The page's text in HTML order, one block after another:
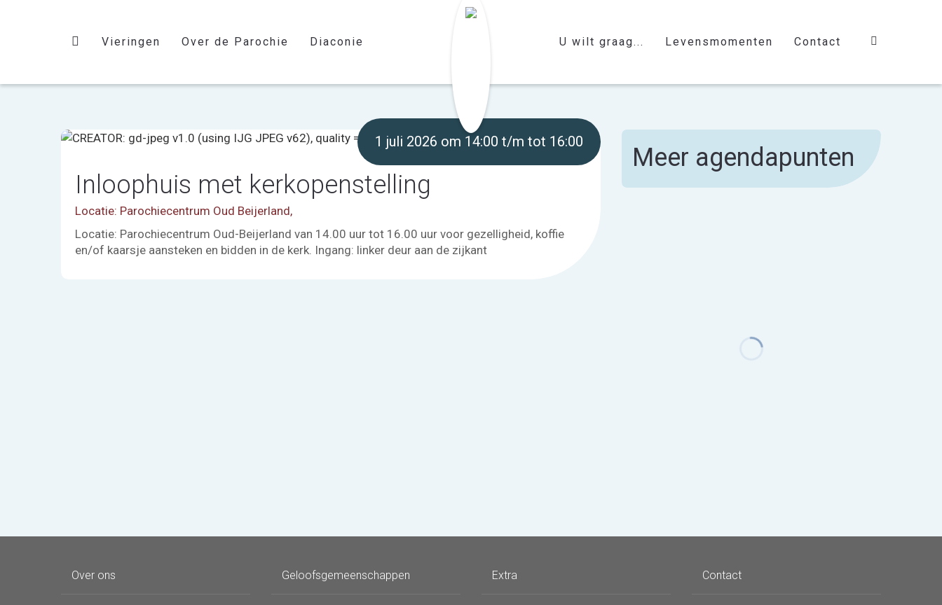
Vieringen Over de Parochie Diaconie U wilt graag... Levensmomenten Contact
1 juli 2026 om 14:00 t/m tot 16:00
Inloophuis met kerkopenstelling
Locatie: Parochiecentrum Oud Beijerland,
Locatie: Parochiecentrum Oud-Beijerland van 14.00 uur tot 16.00 uur voor gezelligheid, koffie
en/of kaarsje aansteken en bidden in de kerk. Ingang: linker deur aan de zijkant
Meer agendapunten
Over ons Geloofsgemeenschappen Extra Contact